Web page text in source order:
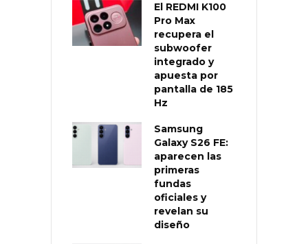
El REDMI K100
Pro Max
recupera el
subwoofer
integrado y
apuesta por
pantalla de 185
Hz
Samsung
Galaxy S26 FE:
aparecen las
primeras
fundas
oficiales y
revelan su
diseño